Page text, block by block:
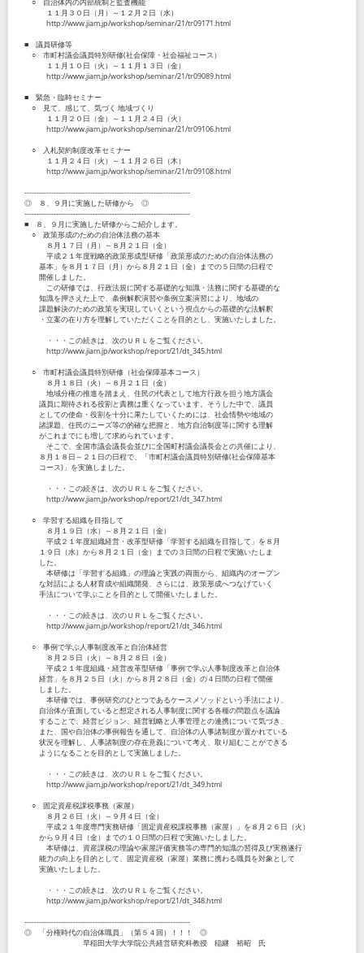
１１月３０日（月）～１２月２日（水）
http://www.jiam.jp/workshop/seminar/21/tr09171.html
■ 議員研修等
○ 市町村議会議員特別研修(社会保障・社会福祉コース）
１１月１０日（火）～１１月１３日（金）
http://www.jiam.jp/workshop/seminar/21/tr09089.html
■ 緊急・臨時セミナー
○ 見て、感じて、気づく 地域づくり
１１月２０日（金）～１１月２４日（火）
http://www.jiam.jp/workshop/seminar/21/tr09106.html
○ 入札契約制度改革セミナー
１１月２４日（火）～１１月２６日（木）
http://www.jiam.jp/workshop/seminar/21/tr09108.html
--------------------------------------------------------------------
◎ ８、９月に実施した研修から ◎
--------------------------------------------------------------------
■ ８、９月に実施した研修からご紹介します。
○ 政策形成のための自治体法務の基本
８月１７日（月）～８月２１日（金）
平成２１年度戦略的政策形成型研修「政策形成のための自治体法務の
基本」を８月１７日（月）から８月２１日（金）までの５日間の日程で
開催しました。
この研修では、行政法規に関する基礎的な知識・法務に関する基礎的な
知識を押さえた上で、条例解釈演習や条例立案演習により、地域の
課題解決のための政策を実現していくという視点からの基礎的な法解釈
・立案の在り方を理解していただくことを目的とし、実施いたしました。
・・・この続きは、次のＵＲＬをご覧ください。
http://www.jiam.jp/workshop/report/21/dt_345.html
○ 市町村議会議員特別研修（社会保障基本コース）
８月１８日（火）～８月２１日（金）
地域分権の推進を踏まえ、住民の代表として地方行政を担う地方議会
議員に期待される役割と責務は重くなっています。そうした中で、議員
としての使命・役割を十分に果たしていくためには、社会情勢や地域の
諸課題、住民のニーズ等の的確な把握と、地方自治制度等に関する理解
がこれまでにも増して求められています。
そこで、全国市議会議長会並びに全国町村議会議長会との共催により、
８月１８日～２１日の日程で、「市町村議会議員特別研修(社会保障基本
コース)」を実施しました。
・・・この続きは、次のＵＲＬをご覧ください。
http://www.jiam.jp/workshop/report/21/dt_347.html
○ 学習する組織を目指して
８月１９日（水）～８月２１日（金）
平成２１年度組織経営・改革型研修「学習する組織を目指して」を８月
１９日（水）から８月２１日（金）までの３日間の日程で実施いたしま
した。
本研修は「学習する組織」の理論と実践の両面から、組織内のオープン
な対話による人材育成や組織開発、さらには、政策形成へつなげていく
手法について学ぶことを目的として開催いたしました。
・・・この続きは、次のＵＲＬをご覧ください。
http://www.jiam.jp/workshop/report/21/dt_346.html
○ 事例で学ぶ人事制度改革と自治体経営
８月２５日（火）～８月２８日（金）
平成２１年度組織・経営改革型研修「事例で学ぶ人事制度改革と自治体
経営」を８月２５日（火）から８月２８日（金）の４日間の日程で開催
しました。
本研修では、事例研究のひとつであるケースメソッドという手法により、
自治体が直面していると想定される人事制度に関する各種の問題点を議論
することで、経営ビジョン、経営戦略と人事管理との連携について気づき、
また、国や自治体の事例報告を通して、自治体の人事諸制度が置かれている
状況を理解し、人事諸制度の存在意義について考え、取り組むことができる
ようになることを目的として実施しました。
・・・この続きは、次のＵＲＬをご覧ください。
http://www.jiam.jp/workshop/report/21/dt_349.html
○ 固定資産税課税事務（家屋）
８月２６日（火）～９月４日（金）
平成２１年度専門実務研修「固定資産税課税事務（家屋）」を８月２６日（火）
から９月４日（金）までの１０日間の日程で実施いたしました。
本研修は、資産課税の理論や家屋評価実務等の専門的知識の習得及び実務遂行
能力の向上を目的として、固定資産税（家屋）業務に携わる職員を対象として
実施いたしました。
・・・この続きは、次のＵＲＬをご覧ください。
http://www.jiam.jp/workshop/report/21/dt_348.html
--------------------------------------------------------------------
◎ 「分権時代の自治体職員」（第５４回）！！！ ◎
早稲田大学大学院公共経営研究科教授 稲継 裕昭 氏